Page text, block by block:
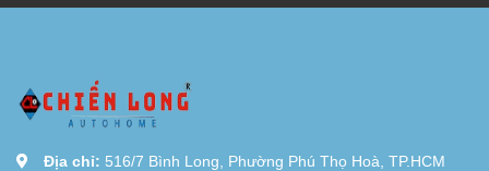
Địa chỉ: 516/7 Bình Long, Phường Phú Thọ Hoà, TP.HCM